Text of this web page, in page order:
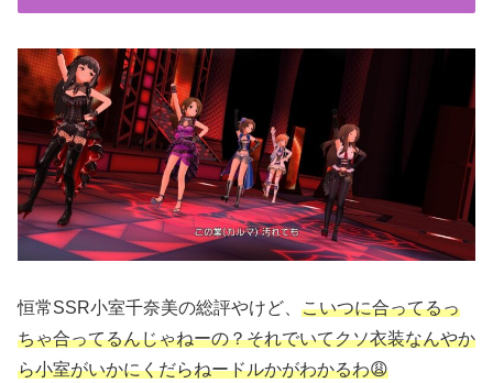
恒常SSR小室千奈美の総評やけど、 こいつに合ってるっ
ちゃ合ってるんじゃねーの？それでいてクソ衣装なんやか
ら小室がいかにくだらねードルかがわかるわ😩